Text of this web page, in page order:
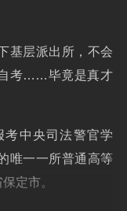
基层派出所，不会
考……毕竟是真才
考中央司法警官学
唯一一所普通高等
定市。